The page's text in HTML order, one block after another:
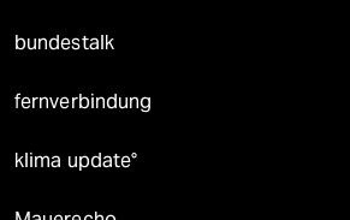
bundestalk
fernverbindung
klima update°